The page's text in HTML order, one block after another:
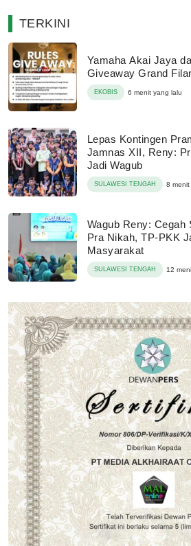
TERKINI
Yamaha Akai Jaya
Giveaway Grand
EKOBIS 6 menit yang lalu
Lepas Kontingen
Jamnas XII, Reny:
Jadi Wagub
SULAWESI TENGAH 8 menit
Wagub Reny: Cegah
Pra Nikah, TP-PKK
Masyarakat
SULAWESI TENGAH 12